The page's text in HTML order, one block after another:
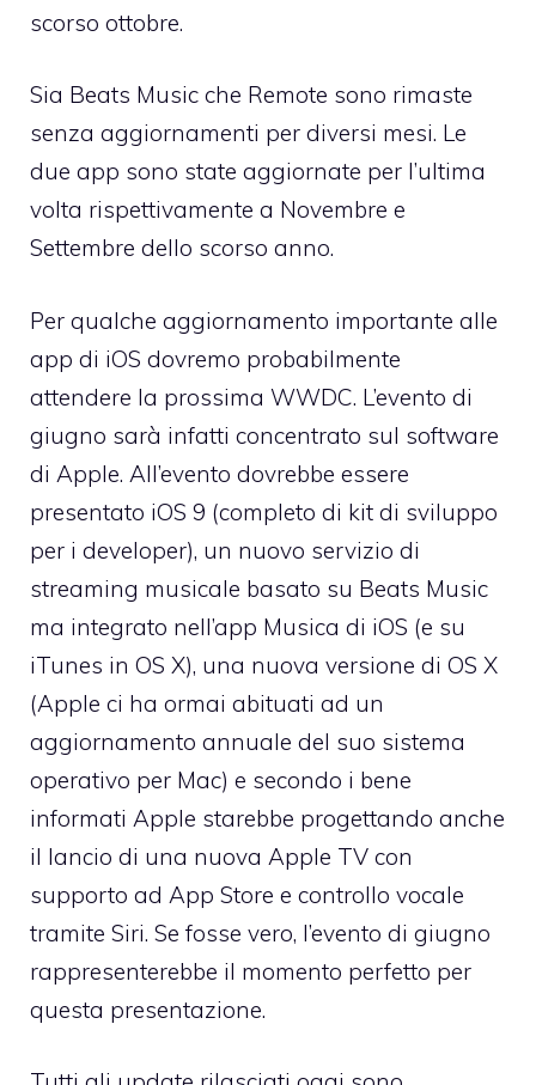
scorso ottobre.
Sia Beats Music che Remote sono rimaste
senza aggiornamenti per diversi mesi. Le
due app sono state aggiornate per l’ultima
volta rispettivamente a Novembre e
Settembre dello scorso anno.
Per qualche aggiornamento importante alle
app di iOS dovremo probabilmente
attendere la prossima WWDC. L’evento di
giugno sarà infatti concentrato sul software
di Apple. All’evento dovrebbe essere
presentato iOS 9 (completo di kit di sviluppo
per i developer), un nuovo servizio di
streaming musicale basato su Beats Music
ma integrato nell’app Musica di iOS (e su
iTunes in OS X), una nuova versione di OS X
(Apple ci ha ormai abituati ad un
aggiornamento annuale del suo sistema
operativo per Mac) e secondo i bene
informati Apple starebbe progettando anche
il lancio di una nuova Apple TV con
supporto ad App Store e controllo vocale
tramite Siri. Se fosse vero, l’evento di giugno
rappresenterebbe il momento perfetto per
questa presentazione.